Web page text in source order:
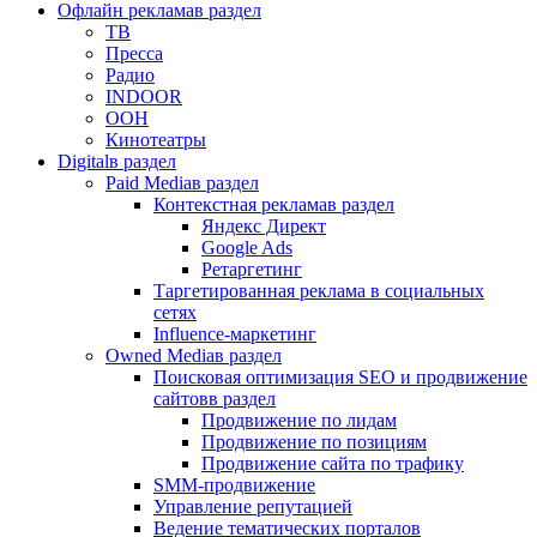
Офлайн рекламав раздел
ТВ
Пресса
Радио
INDOOR
OOH
Кинотеатры
Digitalв раздел
Paid Mediaв раздел
Контекстная рекламав раздел
Яндекс Директ
Google Ads
Ретаргетинг
Таргетированная реклама в социальных
сетях
Influence-маркетинг
Owned Mediaв раздел
Поисковая оптимизация SEO и продвижение
сайтовв раздел
Продвижение по лидам
Продвижение по позициям
Продвижение сайта по трафику
SMM-продвижение
Управление репутацией
Ведение тематических порталов